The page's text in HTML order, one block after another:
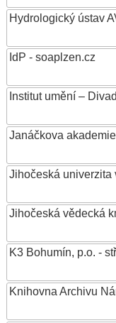
Hydrologický ústav
IdP - soaplzen.cz
Institut umění –
Janáčkova
Jihočeská univerzita
Jihočeská vědecká
K3 Bohumín, p.o. -
Knihovna Archivu